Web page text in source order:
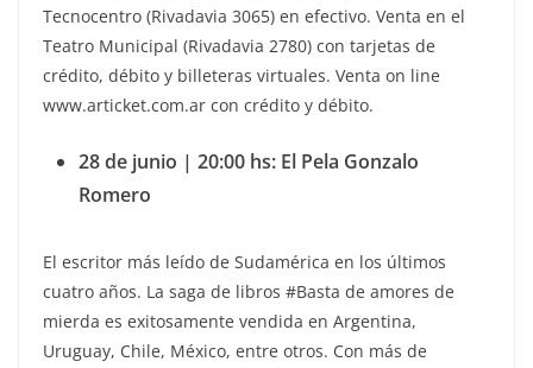
Tecnocentro (Rivadavia 3065) en efectivo. Venta en el
Teatro Municipal (Rivadavia 2780) con tarjetas de
crédito, débito y billeteras virtuales. Venta on line
www.articket.com.ar con crédito y débito.
28 de junio | 20:00 hs: El Pela Gonzalo
Romero
El escritor más leído de Sudamérica en los últimos
cuatro años. La saga de libros #Basta de amores de
mierda es exitosamente vendida en Argentina,
Uruguay, Chile, México, entre otros. Con más de